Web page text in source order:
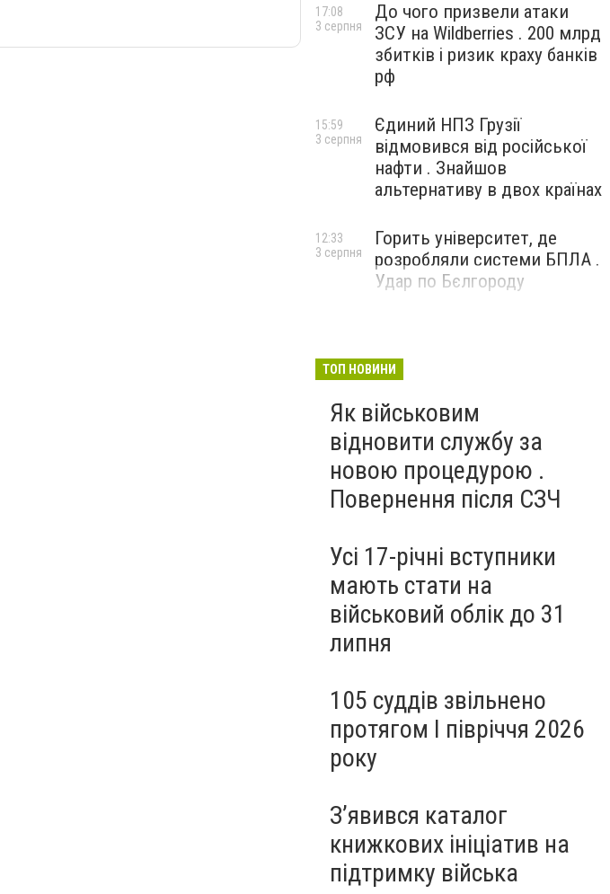
До чого призвели атаки
ЗСУ на Wildberries . 200 млрд
збитків і ризик краху банків
рф
17:08
3 серпня
Єдиний НПЗ Грузії
відмовився від російської
нафти . Знайшов
альтернативу в двох країнах
15:59
3 серпня
Горить університет, де
розробляли системи БПЛА .
Удар по Бєлгороду
12:33
3 серпня
ТОП НОВИНИ
Як військовим
відновити службу за
новою процедурою .
Повернення після СЗЧ
Усі 17-річні вступники
мають стати на
військовий облік до 31
липня
105 суддів звільнено
протягом I півріччя 2026
року
З’явився каталог
книжкових ініціатив на
підтримку війська